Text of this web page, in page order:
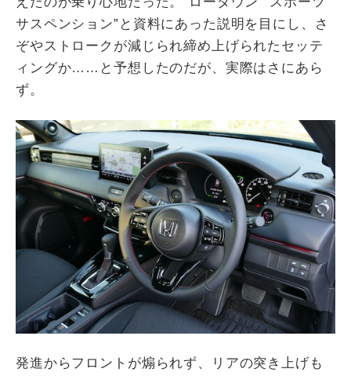
サスペンション”と資料にあった説明を目にし、さ
ぞやストロークが減じられ締め上げられたセッテ
ィングか……と予想したのだが、実際はさにあら
ず。
発進からフロントが煽られず、リアの突き上げも